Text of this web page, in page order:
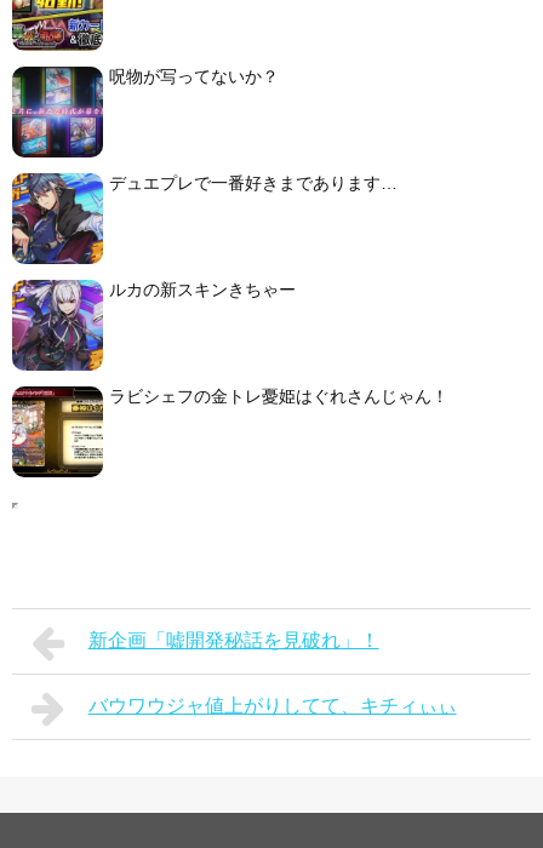
呪物が写ってないか？
デュエプレで一番好きまであります…
ルカの新スキンきちゃー
ラビシェフの金トレ憂姫はぐれさんじゃん！
新企画「嘘開発秘話を見破れ」！
バウワウジャ値上がりしてて、キチィぃぃ